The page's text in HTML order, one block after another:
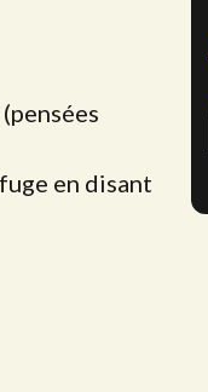
en disant